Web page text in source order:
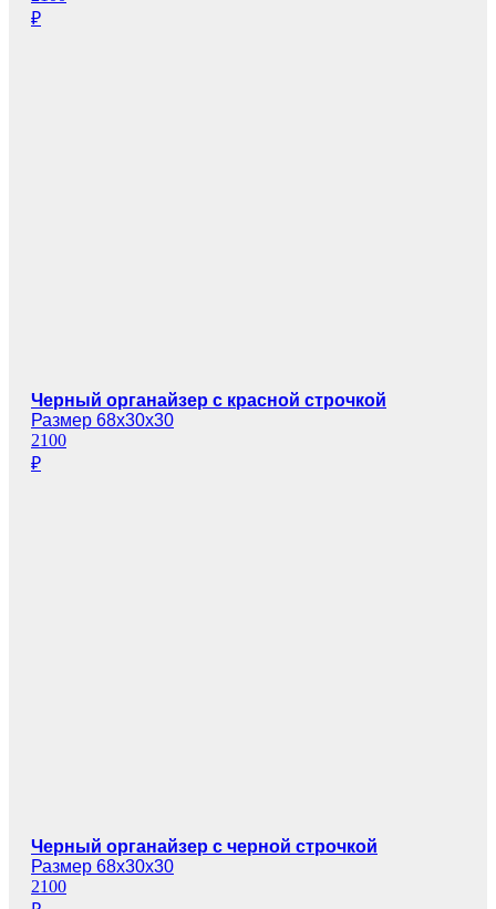
₽
Черный органайзер с красной строчкой
Размер 68х30х30
2100
₽
Черный органайзер с черной строчкой
Размер 68х30х30
2100